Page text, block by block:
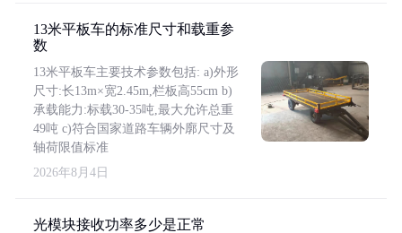
13米平板车的标准尺寸和载重参
数
13米平板车主要技术参数包括: a)外形
尺寸:长13m×宽2.45m,栏板高55cm b)
承载能力:标载30-35吨,最大允许总重
49吨 c)符合国家道路车辆外廓尺寸及
轴荷限值标准
2026年8月4日
光模块接收功率多少是正常